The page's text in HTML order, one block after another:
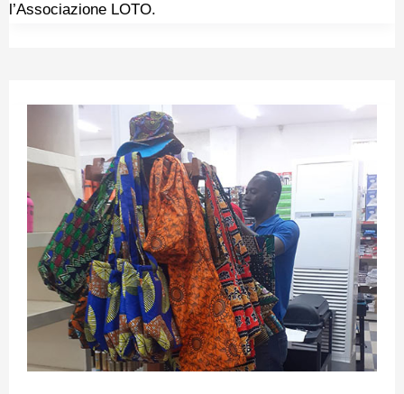
l’Associazione LOTO.